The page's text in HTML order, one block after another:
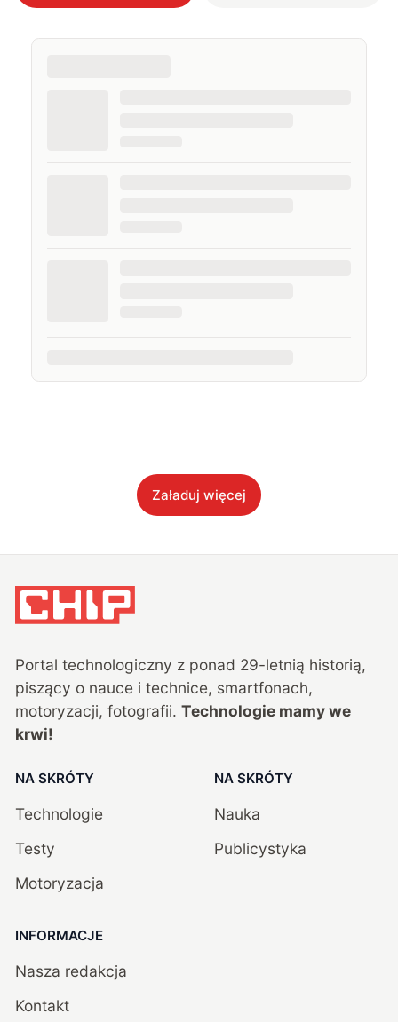
Załaduj więcej
Portal technologiczny z ponad 29-letnią historią,
piszący o nauce i technice, smartfonach,
motoryzacji, fotografii. Technologie mamy we
krwi!
NA SKRÓTY
Technologie
Testy
Motoryzacja
NA SKRÓTY
Nauka
Publicystyka
INFORMACJE
Nasza redakcja
Kontakt